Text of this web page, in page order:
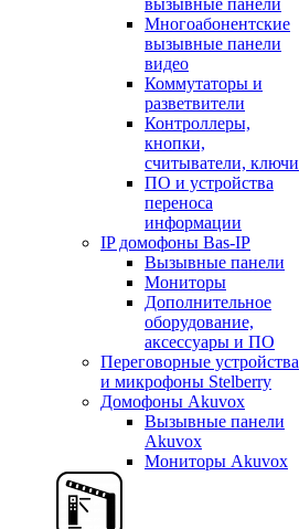
вызывные панели
Многоабонентские
вызывные панели
видео
Коммутаторы и
разветвители
Контроллеры,
кнопки,
считыватели, ключи
ПО и устройства
переноса
информации
IP домофоны Bas-IP
Вызывные панели
Мониторы
Дополнительное
оборудование,
аксессуары и ПО
Переговорные устройства
и микрофоны Stelberry
Домофоны Akuvox
Вызывные панели
Akuvox
Мониторы Akuvox